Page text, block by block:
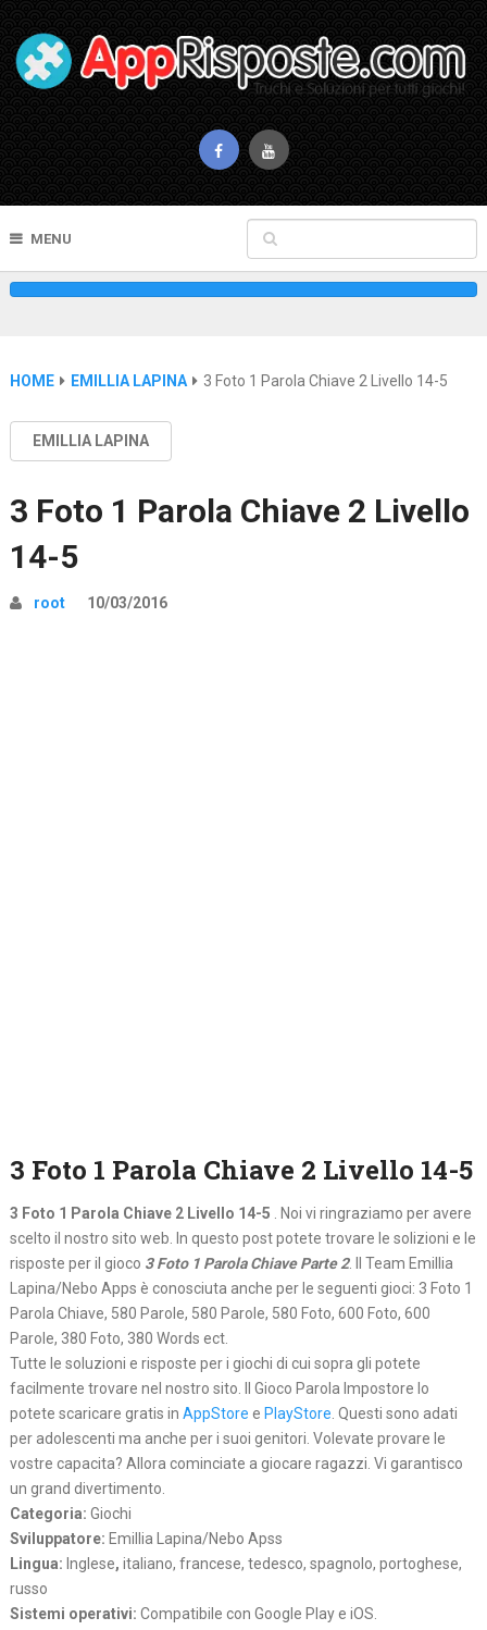
MENU
HOME EMILLIA LAPINA 3 Foto 1 Parola Chiave 2 Livello 14-5
EMILLIA LAPINA
3 Foto 1 Parola Chiave 2 Livello
14-5
root 10/03/2016
3 Foto 1 Parola Chiave 2 Livello 14-5
3 Foto 1 Parola Chiave 2 Livello 14-5 . Noi vi ringraziamo per avere
scelto il nostro sito web. In questo post potete trovare le solizioni e le
risposte per il gioco 3 Foto 1 Parola Chiave Parte 2. Il Team Emillia
Lapina/Nebo Apps è conosciuta anche per le seguenti gioci: 3 Foto 1
Parola Chiave, 580 Parole, 580 Parole, 580 Foto, 600 Foto, 600
Parole, 380 Foto, 380 Words ect.
Tutte le soluzioni e risposte per i giochi di cui sopra gli potete
facilmente trovare nel nostro sito. Il Gioco Parola Impostore lo
potete scaricare gratis in AppStore e PlayStore. Questi sono adati
per adolescenti ma anche per i suoi genitori. Volevate provare le
vostre capacita? Allora cominciate a giocare ragazzi. Vi garantisco
un grand divertimento.
Categoria: Giochi
Sviluppatore: Emillia Lapina/Nebo Apss
Lingua: Inglese, italiano, francese, tedesco, spagnolo, portoghese,
russo
Sistemi operativi: Compatibile con Google Play e iOS.